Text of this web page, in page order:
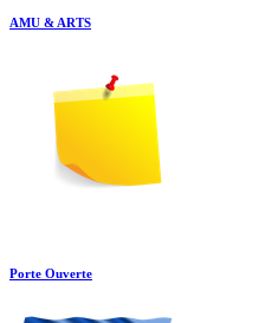
AMU & ARTS
Porte Ouverte